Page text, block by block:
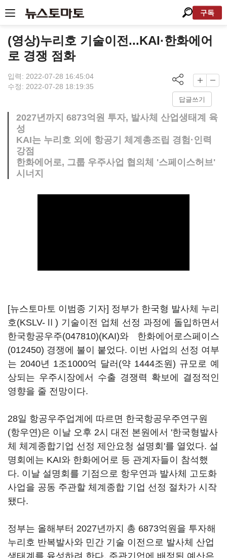
구독
(영상)누리호 기술이전...KAI·한화에어
로 경쟁 점화
입력: 2022-07-28 16:45:04
수정: 2022-07-28 18:19:35
답글쓰기
2027년까지 6873억원 투자, 발사체 산업생태계 육
성
KAI는 누리호 외에 항공기 체계총조립 경험·인력
강점
한화에어로, 그룹 우주사업 협의체 '스페이스허브'
시너지
[뉴스토마토 이범종 기자] 정부가 한국형 발사체 누리
호(KSLV-Ⅱ) 기술이전 업체 선정 과정에 돌입하면서
한국항공우주(047810)(KAI)와 한화에어로스페이스
(012450) 경쟁에 불이 붙었다. 이번 사업의 선정 여부
는 2040년 1조1000억 달러(약 1444조원) 규모로 예
상되는 우주시장에서 수출 경쟁력 확보에 결정적인
영향을 줄 전망이다.
28일 항공우주업계에 따르면 한국항공우주연구원
(항우연)은 이날 오후 2시 대전 본원에서 '한국형발사
체 체계종합기업 선정 제안요청 설명회'를 열었다. 설
명회에는 KAI와 한화에어로 등 관계자들이 참석했
다. 이날 설명회를 기점으로 항우연과 발사체 고도화
사업을 공동 주관할 체계종합 기업 선정 절차가 시작
됐다.
정부는 올해부터 2027년까지 총 6873억원을 투자해
누리호 반복발사와 민간 기술 이전으로 발사체 산업
생태계를 육성하려 한다. 주관기업에 배정된 예산은